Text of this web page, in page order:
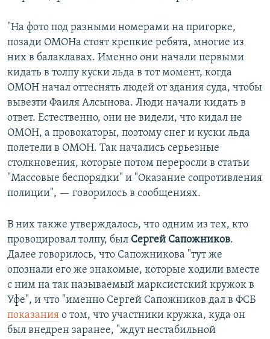
"На фото под разными номерами на пригорке,
позади ОМОНа стоят крепкие ребята, многие из
них в балаклавах. Именно они начали первыми
кидать в толпу куски льда в тот момент, когда
ОМОН начал оттеснять людей от здания суда, чтобы
вывезти Фаиля Алсынова. Люди начали кидать в
ответ. Естественно, они не видели, что кидал не
ОМОН, а провокаторы, поэтому снег и куски льда
полетели в ОМОН. Так начались серьезные
столкновения, которые потом переросли в статьи
"Массовые беспорядки" и "Оказание сопротивления
полиции", — говорилось в сообщениях.
В них также утверждалось, что одним из тех, кто
провоцировал толпу, был Сергей Сапожников.
Далее говорилось, что Сапожникова "тут же
опознали его же знакомые, которые ходили вместе
с ним на так называемый марксистский кружок в
Уфе", и что "именно Сергей Сапожников дал в ФСБ
показания о том, что участники кружка, куда он
был внедрен заранее, "ждут нестабильной